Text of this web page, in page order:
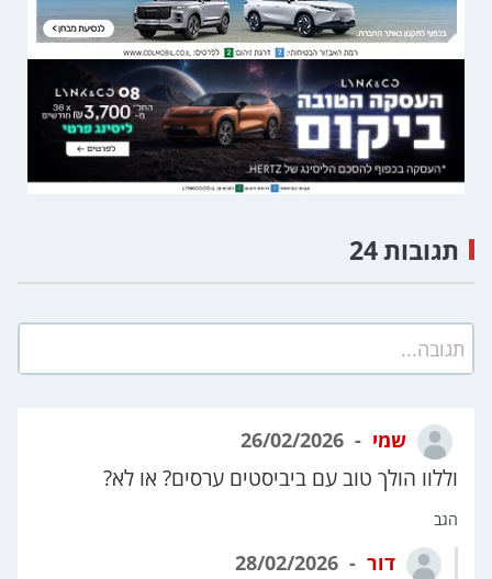
תגובה...
שמי
וללוו הולך טוב עם ביביסטים ערסים? או לא?
הגב
דור